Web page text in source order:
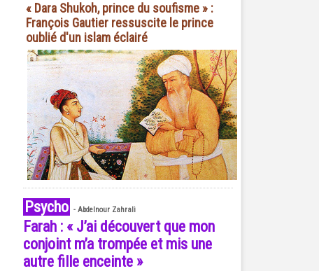
« Dara Shukoh, prince du soufisme » :
François Gautier ressuscite le prince
oublié d'un islam éclairé
Psycho - Abdelnour Zahrali
Farah : « J’ai découvert que mon
conjoint m’a trompée et mis une
autre fille enceinte »